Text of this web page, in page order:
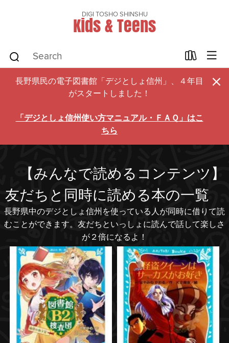
DIGI TOSHO SHINSHU
Kids & Teens
長野県民の電子図書館「デジとしょ信州」、４年目
がスタートしました！
「デジとしょ信州使い方マニュアル・ＦＡＱ」はこ
ちら
×
【みんなで読めるコンテンツ】
友だちと同時に読める本の一覧
長野県中のデジとしょ信州を使っている人が同時に借りて読
むことができます。友だちといっしょに読んで話して楽しさ
が２倍になるよ！